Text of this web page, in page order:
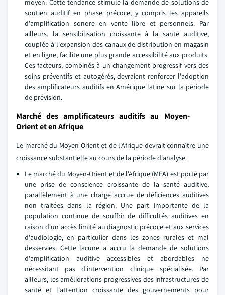
soutien auditif en phase précoce, y compris les appareils
d'amplification sonore en vente libre et personnels. Par
ailleurs, la sensibilisation croissante à la santé auditive,
couplée à l'expansion des canaux de distribution en magasin
et en ligne, facilite une plus grande accessibilité aux produits.
Ces facteurs, combinés à un changement progressif vers des
soins préventifs et autogérés, devraient renforcer l'adoption
des amplificateurs auditifs en Amérique latine sur la période
de prévision.
Marché des amplificateurs auditifs au Moyen-
Orient et en Afrique
Le marché du Moyen-Orient et de l'Afrique devrait connaître une
croissance substantielle au cours de la période d'analyse.
Le marché du Moyen-Orient et de l'Afrique (MEA) est porté par
une prise de conscience croissante de la santé auditive,
parallèlement à une charge accrue de déficiences auditives
non traitées dans la région. Une part importante de la
population continue de souffrir de difficultés auditives en
raison d'un accès limité au diagnostic précoce et aux services
d'audiologie, en particulier dans les zones rurales et mal
desservies. Cette lacune a accru la demande de solutions
d'amplification auditive accessibles et abordables ne
nécessitant pas d'intervention clinique spécialisée. Par
ailleurs, les améliorations progressives des infrastructures de
santé et l'attention croissante des gouvernements pour